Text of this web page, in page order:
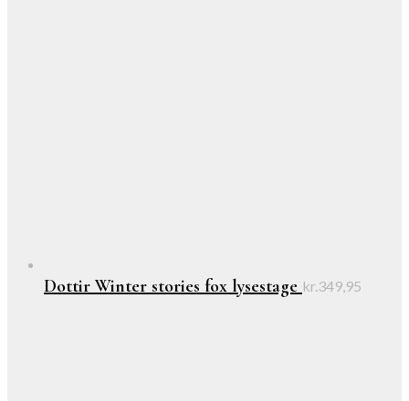
Dottir Winter stories fox lysestage kr. 349,95